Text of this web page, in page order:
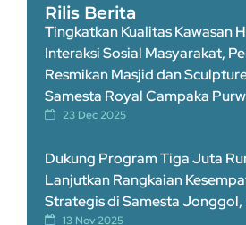
Rilis Berita
Tingkatkan Kualitas Kawasan
Interaksi Sosial Masyarakat,
Resmikan Masjid dan
Samesta Royal Campaka
23 Dec 2025
Dukung Program Tiga Juta
Lanjutkan Rangkaian
Strategis di Samesta
13 Nov 2025